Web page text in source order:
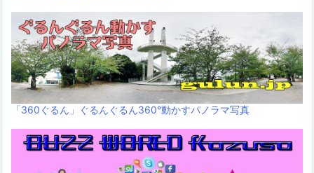
「360ぐるん」ぐるんぐるん360°動かすパノラマ写真